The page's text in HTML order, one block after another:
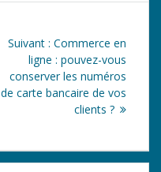
Suivant : Article
suivant
:
Commerce en
ligne : pouvez-vous
conserver les numéros
de carte bancaire de vos
clients ?